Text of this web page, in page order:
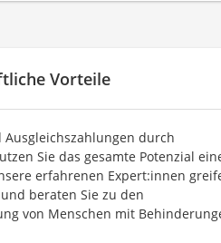
Vorteile
Ausgleichszahlungen durch
Sie das gesamte Potenzial
erfahrenen Expert:innen
beraten Sie zu den
von Menschen mit